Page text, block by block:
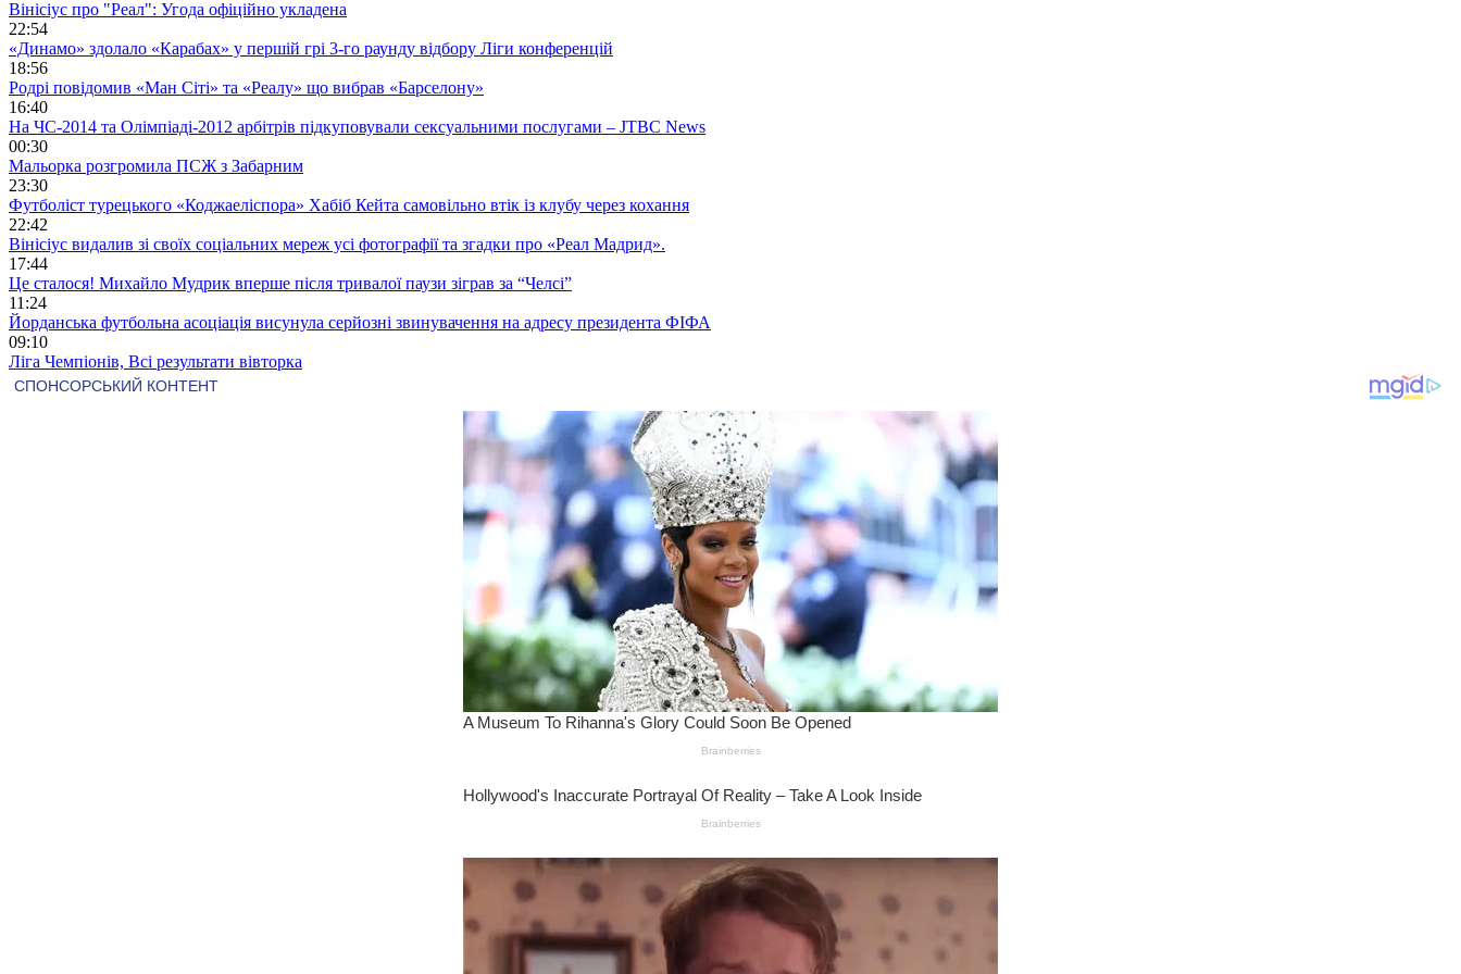
Вінісіус про "Реал": Угода офіційно укладена
22:54
«Динамо» здолало «Карабах» у першій грі 3-го раунду відбору Ліги конференцій
18:56
Родрі повідомив «Ман Сіті» та «Реалу» що вибрав «Барселону»
16:40
На ЧС-2014 та Олімпіаді-2012 арбітрів підкуповували сексуальними послугами – JTBC News
00:30
Мальорка розгромила ПСЖ з Забарним
23:30
Футболіст турецького «Коджаеліспора» Хабіб Кейта самовільно втік із клубу через кохання
22:42
Вінісіус видалив зі своїх соціальних мереж усі фотографії та згадки про «Реал Мадрид».
17:44
Це сталося! Михайло Мудрик вперше після тривалої паузи зіграв за “Челсі”
11:24
Йорданська футбольна асоціація висунула серйозні звинувачення на адресу президента ФІФА
09:10
Ліга Чемпіонів, Всі результати вівторка